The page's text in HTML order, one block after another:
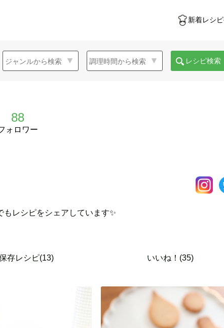
新着レシピ
レシピ検索
88
ォロワー
レシピをシェアしています✨
存レシピ(13) いいね！(35)